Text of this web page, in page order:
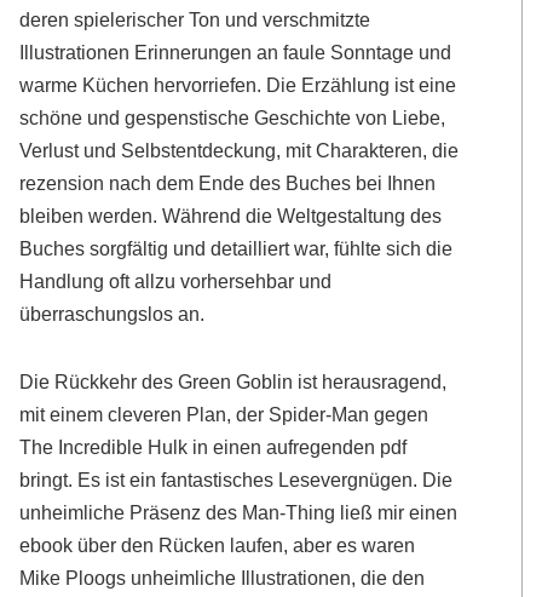
deren spielerischer Ton und verschmitzte
Illustrationen Erinnerungen an faule Sonntage und
warme Küchen hervorriefen. Die Erzählung ist eine
schöne und gespenstische Geschichte von Liebe,
Verlust und Selbstentdeckung, mit Charakteren, die
rezension nach dem Ende des Buches bei Ihnen
bleiben werden. Während die Weltgestaltung des
Buches sorgfältig und detailliert war, fühlte sich die
Handlung oft allzu vorhersehbar und
überraschungslos an.
Die Rückkehr des Green Goblin ist herausragend,
mit einem cleveren Plan, der Spider-Man gegen
The Incredible Hulk in einen aufregenden pdf
bringt. Es ist ein fantastisches Lesevergnügen. Die
unheimliche Präsenz des Man-Thing ließ mir einen
ebook über den Rücken laufen, aber es waren
Mike Ploogs unheimliche Illustrationen, die den